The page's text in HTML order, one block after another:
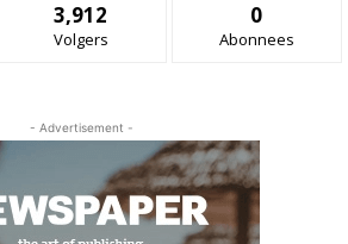
3,912
Volgers
0
Abonnees
- Advertisement -